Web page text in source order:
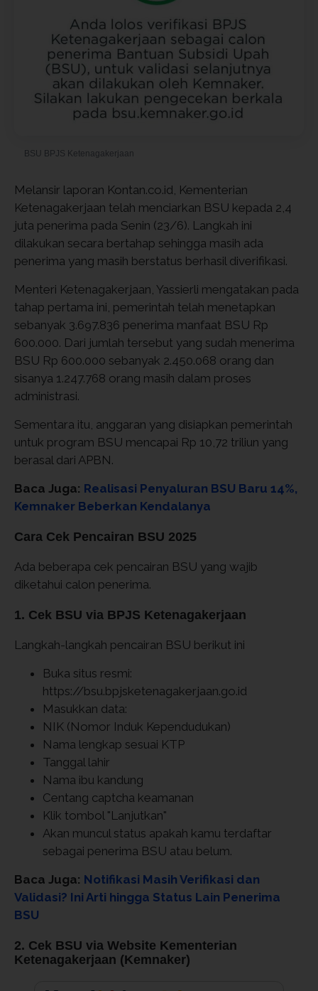
BSU BPJS Ketenagakerjaan
Melansir laporan Kontan.co.id, Kementerian
Ketenagakerjaan telah menciarkan BSU kepada 2,4
juta penerima pada Senin (23/6). Langkah ini
dilakukan secara bertahap sehingga masih ada
penerima yang masih berstatus berhasil diverifikasi.
Menteri Ketenagakerjaan, Yassierli mengatakan pada
tahap pertama ini, pemerintah telah menetapkan
sebanyak 3.697.836 penerima manfaat BSU Rp
600.000. Dari jumlah tersebut yang sudah menerima
BSU Rp 600.000 sebanyak 2.450.068 orang dan
sisanya 1.247.768 orang masih dalam proses
administrasi.
Sementara itu, anggaran yang disiapkan pemerintah
untuk program BSU mencapai Rp 10,72 triliun yang
berasal dari APBN.
Baca Juga: Realisasi Penyaluran BSU Baru 14%,
Kemnaker Beberkan Kendalanya
Cara Cek Pencairan BSU 2025
Ada beberapa cek pencairan BSU yang wajib
diketahui calon penerima.
1. Cek BSU via BPJS Ketenagakerjaan
Langkah-langkah pencairan BSU berikut ini
Buka situs resmi:
https://bsu.bpjsketenagakerjaan.go.id
Masukkan data:
NIK (Nomor Induk Kependudukan)
Nama lengkap sesuai KTP
Tanggal lahir
Nama ibu kandung
Centang captcha keamanan
Klik tombol "Lanjutkan"
Akan muncul status apakah kamu terdaftar
sebagai penerima BSU atau belum.
Baca Juga: Notifikasi Masih Verifikasi dan
Validasi? Ini Arti hingga Status Lain Penerima
BSU
2. Cek BSU via Website Kementerian
Ketenagakerjaan (Kemnaker)